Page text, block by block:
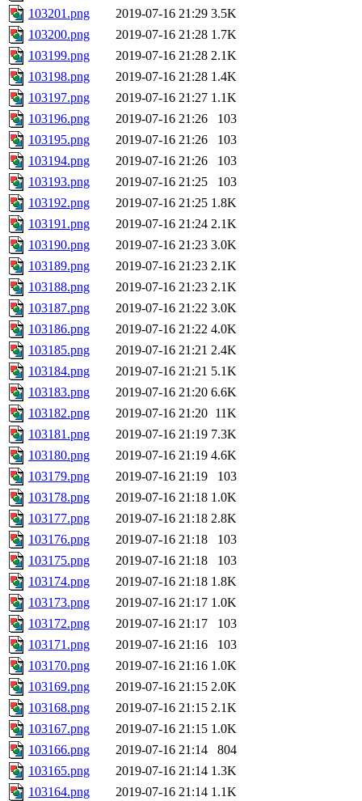
103201.png
2019-07-16 21:29 3.5K
103200.png
2019-07-16 21:28 1.7K
103199.png
2019-07-16 21:28 2.1K
103198.png
2019-07-16 21:28 1.4K
103197.png
2019-07-16 21:27 1.1K
103196.png
2019-07-16 21:26
103
103195.png
2019-07-16 21:26
103
103194.png
2019-07-16 21:26
103
103193.png
2019-07-16 21:25
103
103192.png
2019-07-16 21:25 1.8K
103191.png
2019-07-16 21:24 2.1K
103190.png
2019-07-16 21:23 3.0K
103189.png
2019-07-16 21:23 2.1K
103188.png
2019-07-16 21:23 2.1K
103187.png
2019-07-16 21:22 3.0K
103186.png
2019-07-16 21:22 4.0K
103185.png
2019-07-16 21:21 2.4K
103184.png
2019-07-16 21:21 5.1K
103183.png
2019-07-16 21:20 6.6K
103182.png
2019-07-16 21:20 11K
103181.png
2019-07-16 21:19 7.3K
103180.png
2019-07-16 21:19 4.6K
103179.png
2019-07-16 21:19
103
103178.png
2019-07-16 21:18 1.0K
103177.png
2019-07-16 21:18 2.8K
103176.png
2019-07-16 21:18
103
103175.png
2019-07-16 21:18
103
103174.png
2019-07-16 21:18 1.8K
103173.png
2019-07-16 21:17 1.0K
103172.png
2019-07-16 21:17
103
103171.png
2019-07-16 21:16
103
103170.png
2019-07-16 21:16 1.0K
103169.png
2019-07-16 21:15 2.0K
103168.png
2019-07-16 21:15 2.1K
103167.png
2019-07-16 21:15 1.0K
103166.png
2019-07-16 21:14
804
103165.png
2019-07-16 21:14 1.3K
103164.png
2019-07-16 21:14 1.1K